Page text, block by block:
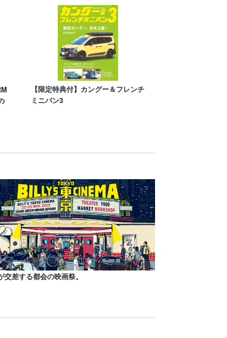
【限定特典付】カングー＆フレンチ
ミニバン3
交差する都会の映画祭。